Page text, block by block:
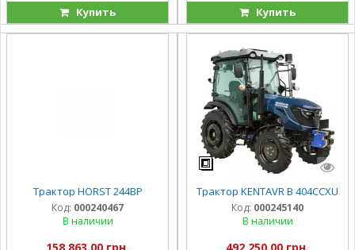
Купить Купить
Трактор HORST 244BP
Код: 000240467
В наличии
Трактор KENTAVR B 404CCXU
Код: 000245140
В наличии